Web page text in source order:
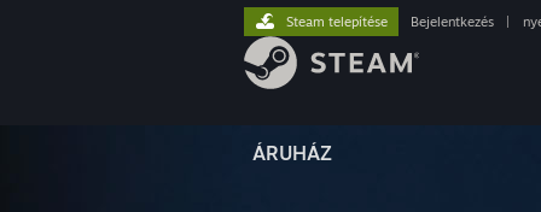
ÁRUHÁZ
Steam telepítése Bejelentkezés